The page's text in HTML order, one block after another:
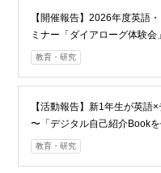
【開催報告】2026年度英語
ミナー「ダイアローグ体験会」
教育・研究
【活動報告】新1年生が英語
〜「デジタル自己紹介Book
教育・研究